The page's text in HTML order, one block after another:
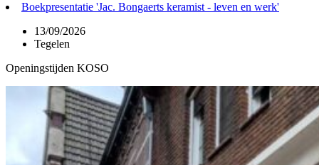
Boekpresentatie 'Jac. Bongaerts keramist - leven en werk'
13/09/2026
Tegelen
Openingstijden KOSO